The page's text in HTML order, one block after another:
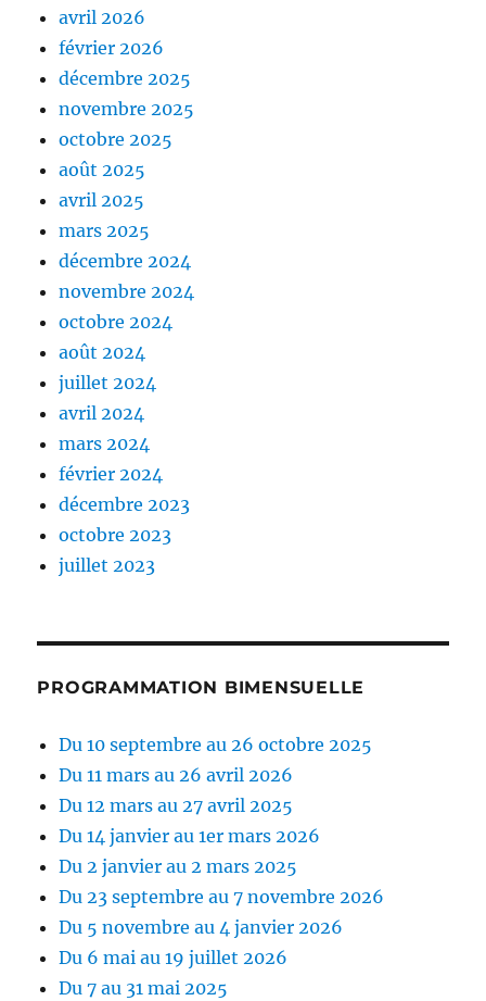
avril 2026
février 2026
décembre 2025
novembre 2025
octobre 2025
août 2025
avril 2025
mars 2025
décembre 2024
novembre 2024
octobre 2024
août 2024
juillet 2024
avril 2024
mars 2024
février 2024
décembre 2023
octobre 2023
juillet 2023
PROGRAMMATION BIMENSUELLE
Du 10 septembre au 26 octobre 2025
Du 11 mars au 26 avril 2026
Du 12 mars au 27 avril 2025
Du 14 janvier au 1er mars 2026
Du 2 janvier au 2 mars 2025
Du 23 septembre au 7 novembre 2026
Du 5 novembre au 4 janvier 2026
Du 6 mai au 19 juillet 2026
Du 7 au 31 mai 2025